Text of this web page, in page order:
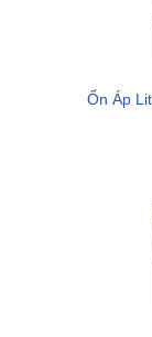
Ổn Áp